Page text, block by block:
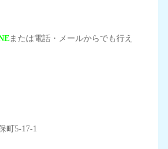
または電話・メールからでも行え
町5-17-1